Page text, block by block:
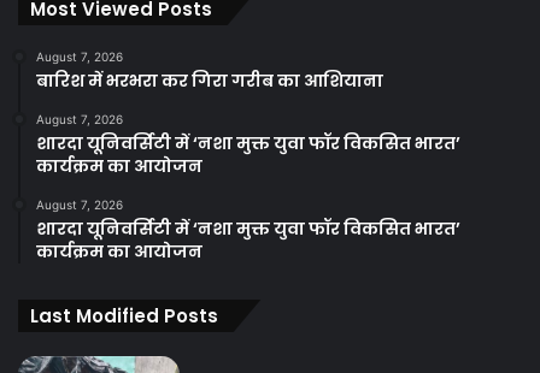
Most Viewed Posts
August 7, 2026
बारिश में भरभरा कर गिरा गरीब का आशियाना
August 7, 2026
शारदा यूनिवर्सिटी में ‘नशा मुक्त युवा फॉर विकसित भारत’
कार्यक्रम का आयोजन
August 7, 2026
शारदा यूनिवर्सिटी में ‘नशा मुक्त युवा फॉर विकसित भारत’
कार्यक्रम का आयोजन
Last Modified Posts